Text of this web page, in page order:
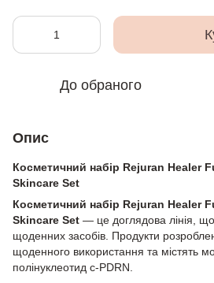
До обраного
Опис
Косметичний набір Rejuran Healer
Skincare Set
Косметичний набір Rejuran Healer
Skincare Set — це доглядова лінія, що
щоденних засобів. Продукти
щоденного використання та містять
полінуклеотид c-PDRN.